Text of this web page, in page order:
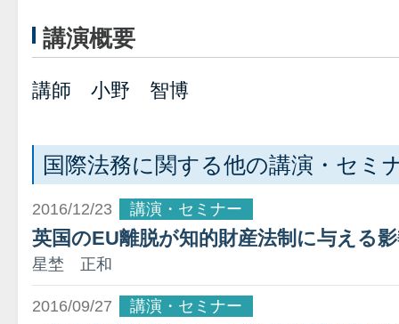
講演概要
講師 小野 智博
国際法務に関する他の講演・セミ
2016/12/23 講演・セミナー
英国のEU離脱が知的財産法制に与える
星埜 正和
2016/09/27 講演・セミナー